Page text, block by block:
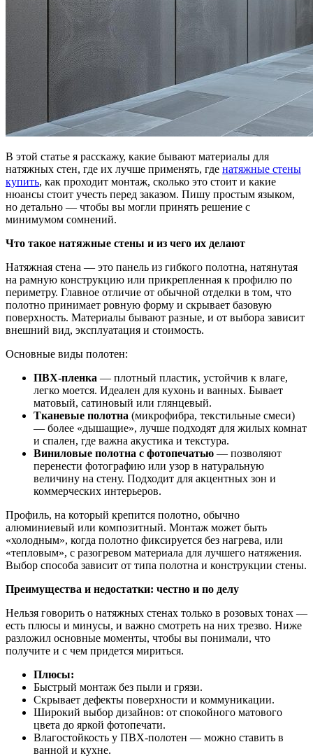
В этой статье я расскажу, какие бывают материалы для
натяжных стен, где их лучше применять, где натяжные стены
купить, как проходит монтаж, сколько это стоит и какие
нюансы стоит учесть перед заказом. Пишу простым языком,
но детально — чтобы вы могли принять решение с
минимумом сомнений.
Что такое натяжные стены и из чего их делают
Натяжная стена — это панель из гибкого полотна, натянутая
на рамную конструкцию или прикрепленная к профилю по
периметру. Главное отличие от обычной отделки в том, что
полотно принимает ровную форму и скрывает базовую
поверхность. Материалы бывают разные, и от выбора зависит
внешний вид, эксплуатация и стоимость.
Основные виды полотен:
ПВХ-пленка — плотный пластик, устойчив к влаге,
легко моется. Идеален для кухонь и ванных. Бывает
матовый, сатиновый или глянцевый.
Тканевые полотна (микрофибра, текстильные смеси)
— более «дышащие», лучше подходят для жилых комнат
и спален, где важна акустика и текстура.
Виниловые полотна с фотопечатью — позволяют
перенести фотографию или узор в натуральную
величину на стену. Подходит для акцентных зон и
коммерческих интерьеров.
Профиль, на который крепится полотно, обычно
алюминиевый или композитный. Монтаж может быть
«холодным», когда полотно фиксируется без нагрева, или
«тепловым», с разогревом материала для лучшего натяжения.
Выбор способа зависит от типа полотна и конструкции стены.
Преимущества и недостатки: честно и по делу
Нельзя говорить о натяжных стенах только в розовых тонах —
есть плюсы и минусы, и важно смотреть на них трезво. Ниже
разложил основные моменты, чтобы вы понимали, что
получите и с чем придется мириться.
Плюсы:
Быстрый монтаж без пыли и грязи.
Скрывает дефекты поверхности и коммуникации.
Широкий выбор дизайнов: от спокойного матового
цвета до яркой фотопечати.
Влагостойкость у ПВХ-полотен — можно ставить в
ванной и кухне.